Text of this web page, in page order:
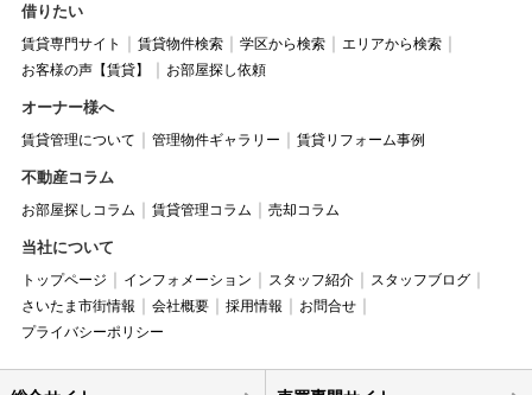
借りたい
賃貸専門サイト 賃貸物件検索 学区から検索
エリアから検索
お客様の声【賃貸】
お部屋探し依頼
オーナー様へ
賃貸管理について 管理物件ギャラリー 賃貸リフォーム事例
不動産コラム
お部屋探しコラム 賃貸管理コラム 売却コラム
当社について
トップページ インフォメーション スタッフ紹介
スタッフブログ
さいたま市街情報
会社概要 採用情報
お問合せ
プライバシーポリシー